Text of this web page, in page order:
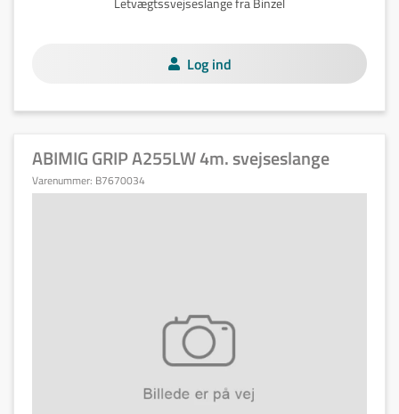
Log ind
ABIMIG GRIP A255LW 4m. svejseslange
Varenummer: B7670034